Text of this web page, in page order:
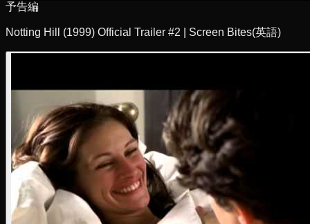
予告編
Notting Hill (1999) Official Trailer #2 | Screen Bites(英語)